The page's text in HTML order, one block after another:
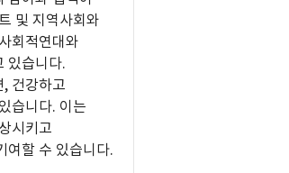
및 지역사회와
회적연대와
있습니다.
건강하고
습니다. 이는
시키고
여할 수 있습니다.